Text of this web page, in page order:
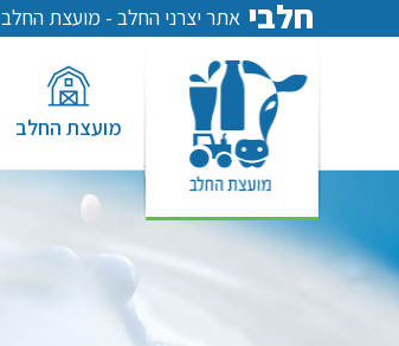
חלבי אתר יצרני החלב - מועצת החלב
מועצת החלב